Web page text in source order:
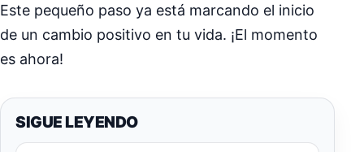
Este pequeño paso ya está marcando el inicio
de un cambio positivo en tu vida. ¡El momento
es ahora!
SIGUE LEYENDO